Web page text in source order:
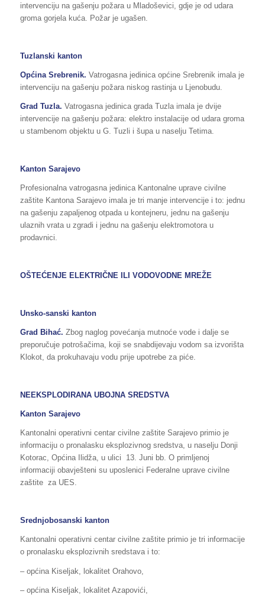
intervenciju na gašenju požara u Mladoševici, gdje je od udara
groma gorjela kuća. Požar je ugašen.
Tuzlanski kanton
Općina Srebrenik. Vatrogasna jedinica općine Srebrenik imala je
intervenciju na gašenju požara niskog rastinja u Ljenobudu.
Grad Tuzla. Vatrogasna jedinica grada Tuzla imala je dvije
intervencije na gašenju požara: elektro instalacije od udara groma
u stambenom objektu u G. Tuzli i šupa u naselju Tetima.
Kanton Sarajevo
Profesionalna vatrogasna jedinica Kantonalne uprave civilne
zaštite Kantona Sarajevo imala je tri manje intervencije i to: jednu
na gašenju zapaljenog otpada u kontejneru, jednu na gašenju
ulaznih vrata u zgradi i jednu na gašenju elektromotora u
prodavnici.
OŠTEĆENJE ELEKTRIČNE ILI VODOVODNE MREŽE
Unsko-sanski kanton
Grad Bihać. Zbog naglog povećanja mutnoće vode i dalje se
preporučuje potrošačima, koji se snabdijevaju vodom sa izvorišta
Klokot, da prokuhavaju vodu prije upotrebe za piće.
NEEKSPLODIRANA UBOJNA SREDSTVA
Kanton Sarajevo
Kantonalni operativni centar civilne zaštite Sarajevo primio je
informaciju o pronalasku eksplozivnog sredstva, u naselju Donji
Kotorac, Općina Ilidža, u ulici 13. Juni bb. O primljenoj
informaciji obavješteni su uposlenici Federalne uprave civilne
zaštite za UES.
Srednjobosanski kanton
Kantonalni operativni centar civilne zaštite primio je tri informacije
o pronalasku eksplozivnih sredstava i to:
– općina Kiseljak, lokalitet Orahovo,
– općina Kiseljak, lokalitet Azapovići,